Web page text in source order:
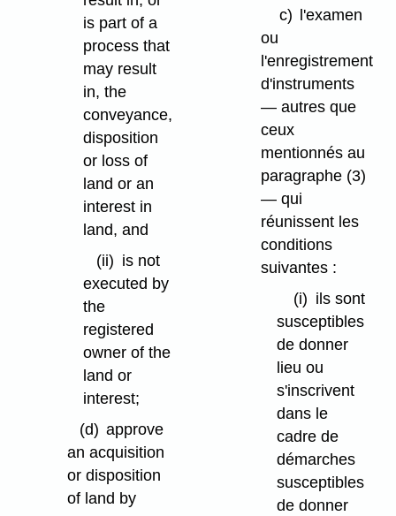
is part of a
process that
may result
in, the
conveyance,
disposition
or loss of
land or an
interest in
land, and
(ii) is not
executed by
the
registered
owner of the
land or
interest;
(d) approve
an acquisition
or disposition
of land by
c)
l'examen
ou
l'enregistrement
d'instruments
— autres que
ceux
mentionnés au
paragraphe (3)
— qui
réunissent les
conditions
suivantes :
(i) ils sont
susceptibles
de donner
lieu ou
s'inscrivent
dans le
cadre de
démarches
susceptibles
de donner